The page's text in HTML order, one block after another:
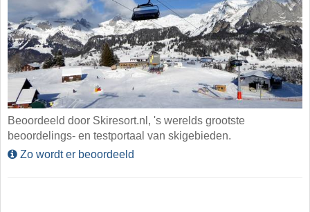
Beoordeeld door Skiresort.nl, 's werelds grootste
beoordelings- en testportaal van skigebieden.
Zo wordt er beoordeeld